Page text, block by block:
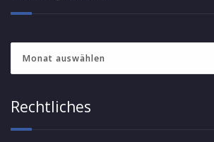
Rechtliches